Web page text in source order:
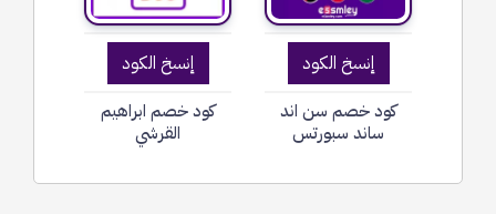
إنسخ الكود
كود خصم سن اند
ساند سبورتس
إنسخ الكود
كود خصم ابراهيم
القرشي